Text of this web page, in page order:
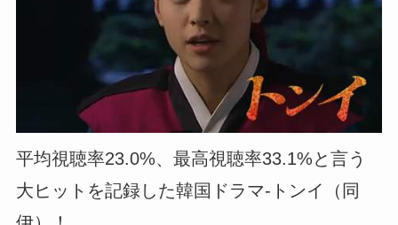
平均視聴率23.0%、最高視聴率33.1%と言う
大ヒットを記録した韓国ドラマ-トンイ（同